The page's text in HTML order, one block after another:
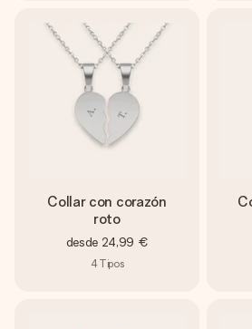
Collar con corazón
roto
desde 24,99 €
4Tipos